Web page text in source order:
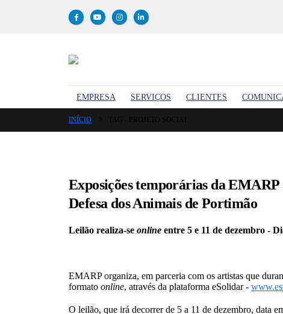
EMPRESA SERVIÇOS CLIENTES
INÍCIO
Exposições temporárias da
Defesa dos Animais de Portimão
Leilão realiza-se online entre 5 e 11 de dezembro -
EMARP organiza, em parceria com os artistas que
formato online, através da plataforma eSolidar -
O leilão, que irá decorrer de 5 a 11 de dezembro, data